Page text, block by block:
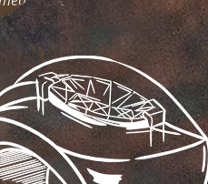
6 83 35 54 38